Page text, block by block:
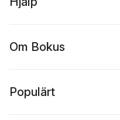
Om Bokus
Populärt